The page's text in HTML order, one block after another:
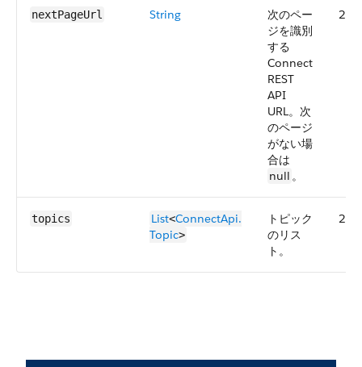
nextPageUrl String
次のペー
ジを識別
する
Connect
REST
API
URL。次
のページ
がない場
合は
null 。
topics List<ConnectApi.​
Topic>
トピック
のリス
ト。